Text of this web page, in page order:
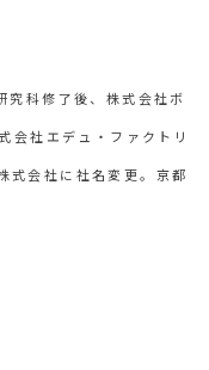
科修了後、株式会社ボ
会社エデュ・ファクトリ
式会社に社名変更。京都